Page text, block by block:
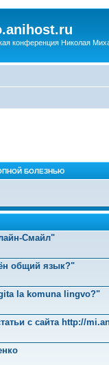
конференция Николая
БОЛЕЗНЬЮ
Смайл"
общий язык?"
la komuna lingvo?"
с сайта http://